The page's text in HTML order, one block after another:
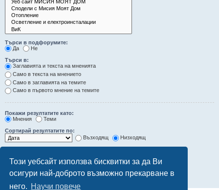
Този уебсайт използва бисквитки за да Ви
осигури най-доброто възможно прекарване в
него. Научи повече
Търси в подфорумите:
Да
Не
Търси в:
Заглавията и текста на мненията
Само в текста на мнението
Само в заглавията на темите
Само в първото мнение на темите
Покажи резултатите като:
Мнения
Теми
Сортирай резултатите по:
Възходящ
Низходящ
Покажи първите:
символа от мненията